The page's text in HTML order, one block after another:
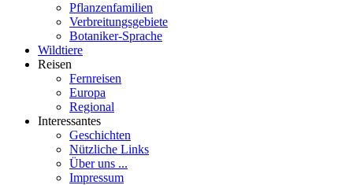
Pflanzenfamilien
Verbreitungsgebiete
Botaniker-Sprache
Wildtiere
Reisen
Fernreisen
Europa
Regional
Interessantes
Geschichten
Nützliche Links
Über uns ...
Impressum